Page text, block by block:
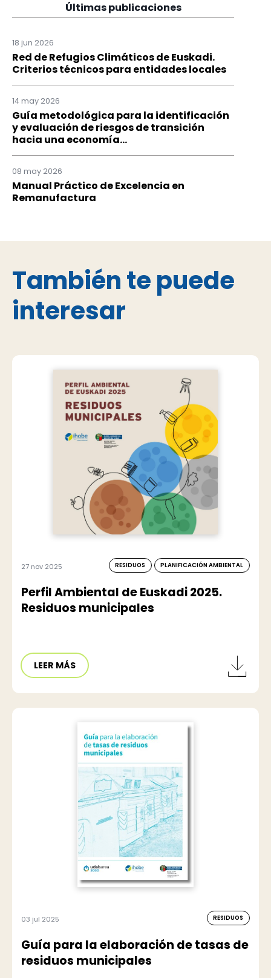
Últimas publicaciones
18 jun 2026
Red de Refugios Climáticos de Euskadi.
Criterios técnicos para entidades locales
14 may 2026
Guía metodológica para la identificación
y evaluación de riesgos de transición
hacia una economía...
08 may 2026
Manual Práctico de Excelencia en
Remanufactura
También te puede
interesar
27 nov 2025 RESIDUOS PLANIFICACIÓN AMBIENTAL
Perfil Ambiental de Euskadi 2025.
Residuos municipales
LEER MÁS
03 jul 2025 RESIDUOS
Guía para la elaboración de tasas de
residuos municipales